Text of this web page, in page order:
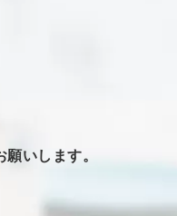
いします。